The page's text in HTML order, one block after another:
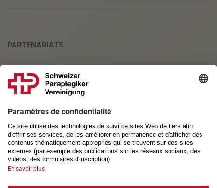
PARTENARIATS